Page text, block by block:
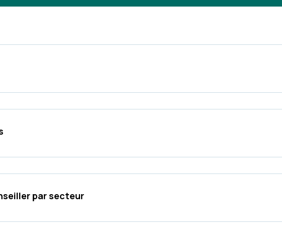
par secteur